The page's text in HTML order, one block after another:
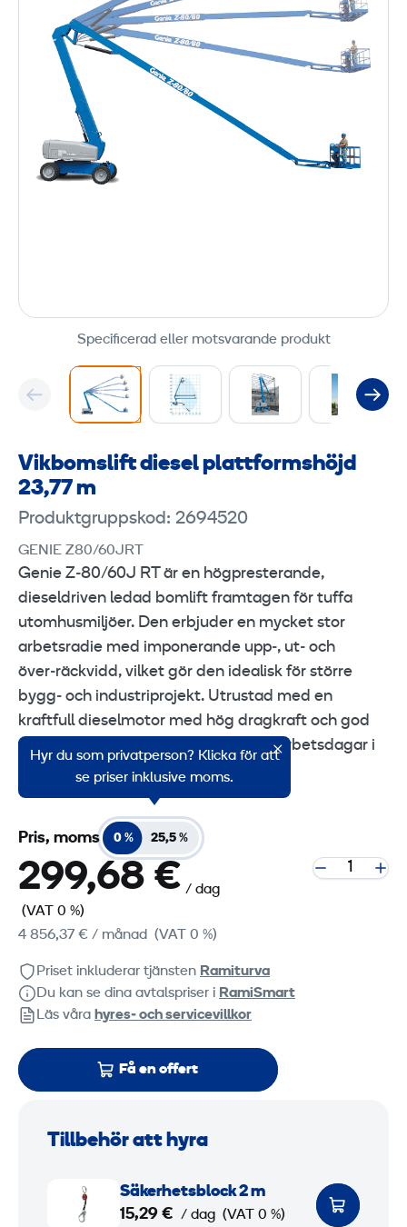
Specificerad eller motsvarande produkt
Vikbomslift diesel plattformshöjd
23,77 m
Produktgruppskod: 2694520
GENIE Z80/60JRT
Genie Z‑80/60J RT är en högpresterande,
dieseldriven ledad bomlift framtagen för tuffa
utomhusmiljöer. Den erbjuder en mycket stor
arbetsradie med imponerande upp‑, ut‑ och
över‑räckvidd, vilket gör den idealisk för större
bygg‑ och industriprojekt. Utrustad med en
kraftfull dieselmotor med hög dragkraft och god
terrängförmåga – perfekt för långa arbetsdagar i
krävande miljöer.
Hyr du som privatperson? Klicka för att
se priser inklusive moms.
Pris, moms 0 % 25,5 %
299,68 € / dag
(VAT 0 %)
4 856,37 € / månad (VAT 0 %)
Priset inkluderar tjänsten Ramiturva
Du kan se dina avtalspriser i RamiSmart
Läs våra hyres‑ och servicevillkor
Få en offert
Tillbehör att hyra
Säkerhetsblock 2 m
15,29 € / dag (VAT 0 %)